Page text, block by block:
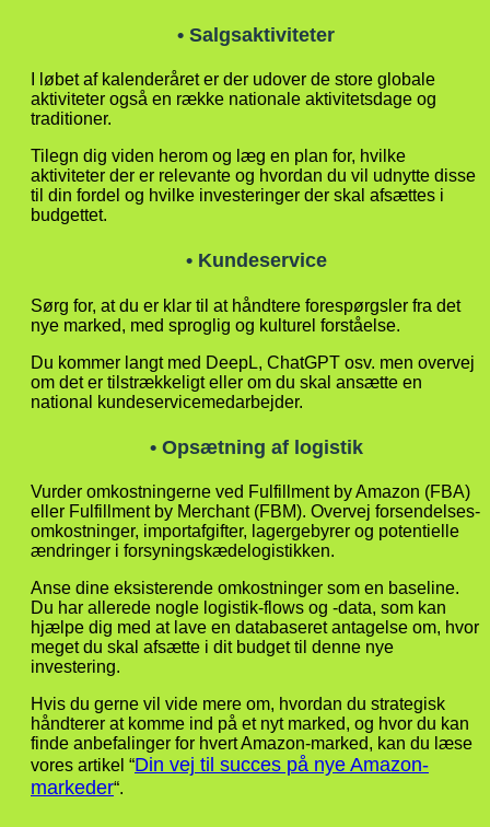
• Salgsaktiviteter
I løbet af kalenderåret er der udover de store globale
aktiviteter også en række nationale aktivitetsdage og
traditioner.
Tilegn dig viden herom og læg en plan for, hvilke
aktiviteter der er relevante og hvordan du vil udnytte disse
til din fordel og hvilke investeringer der skal afsættes i
budgettet.
• Kundeservice
Sørg for, at du er klar til at håndtere forespørgsler fra det
nye marked, med sproglig og kulturel forståelse.
Du kommer langt med DeepL, ChatGPT osv. men overvej
om det er tilstrækkeligt eller om du skal ansætte en
national kundeservicemedarbejder.
• Opsætning af logistik
Vurder omkostningerne ved Fulfillment by Amazon (FBA)
eller Fulfillment by Merchant (FBM). Overvej forsendelses-
omkostninger, importafgifter, lagergebyrer og potentielle
ændringer i forsyningskædelogistikken.
Anse dine eksisterende omkostninger som en baseline.
Du har allerede nogle logistik-flows og -data, som kan
hjælpe dig med at lave en databaseret antagelse om, hvor
meget du skal afsætte i dit budget til denne nye
investering.
Hvis du gerne vil vide mere om, hvordan du strategisk
håndterer at komme ind på et nyt marked, og hvor du kan
finde anbefalinger for hvert Amazon-marked, kan du læse
vores artikel “Din vej til succes på nye Amazon-
markeder“.